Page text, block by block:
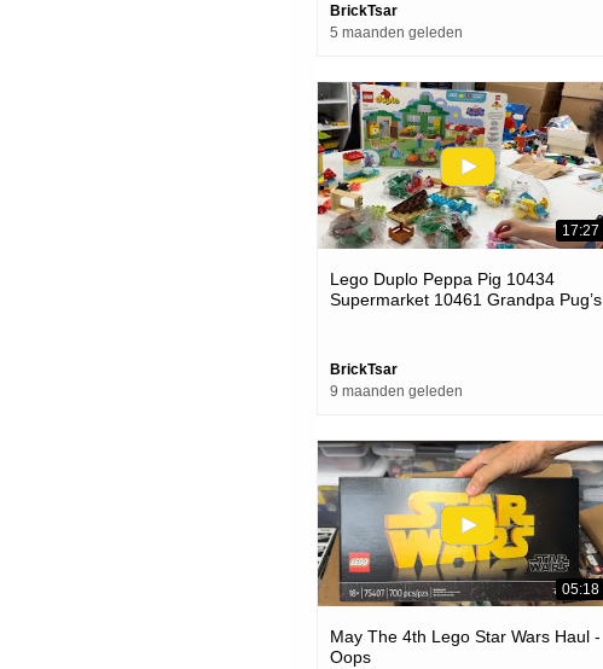
BrickTsar
5 maanden geleden
17:27
Lego Duplo Peppa Pig 10434
Supermarket 10461 Grandpa Pug’s
BrickTsar
9 maanden geleden
05:18
May The 4th Lego Star Wars Haul -
Oops